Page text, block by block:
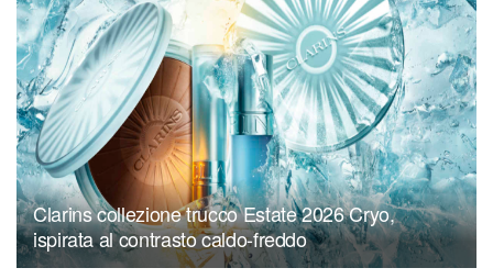
Clarins collezione trucco Estate 2026 Cryo,
ispirata al contrasto caldo-freddo